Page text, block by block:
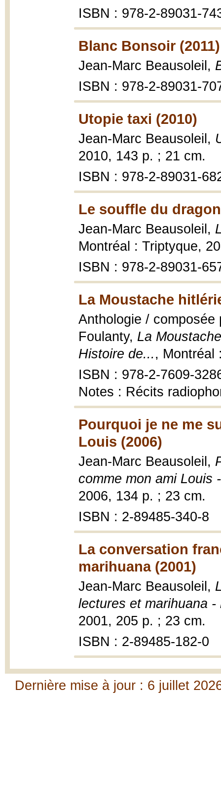
ISBN : 978-2-89031-
Blanc Bonsoir (2011)
Jean-Marc Beausoleil,
ISBN : 978-2-89031-
Utopie taxi (2010)
Jean-Marc Beausoleil,
2010, 143 p. ; 21 cm.
ISBN : 978-2-89031-
Le souffle du
Jean-Marc Beausoleil,
Montréal : Triptyque,
ISBN : 978-2-89031-
La Moustache
Anthologie /
Foulanty, La
Histoire de... , Montréal
ISBN : 978-2-7609-
Notes : Récits
Pourquoi je ne me
Louis (2006)
Jean-Marc Beausoleil,
comme mon ami Louis
2006, 134 p. ; 23 cm.
ISBN : 2-89485-340-8
La conversation
marihuana (2001)
Jean-Marc Beausoleil,
lectures et marihuana -
2001, 205 p. ; 23 cm.
ISBN : 2-89485-182-0
Dernière mise à jour : 6 juillet